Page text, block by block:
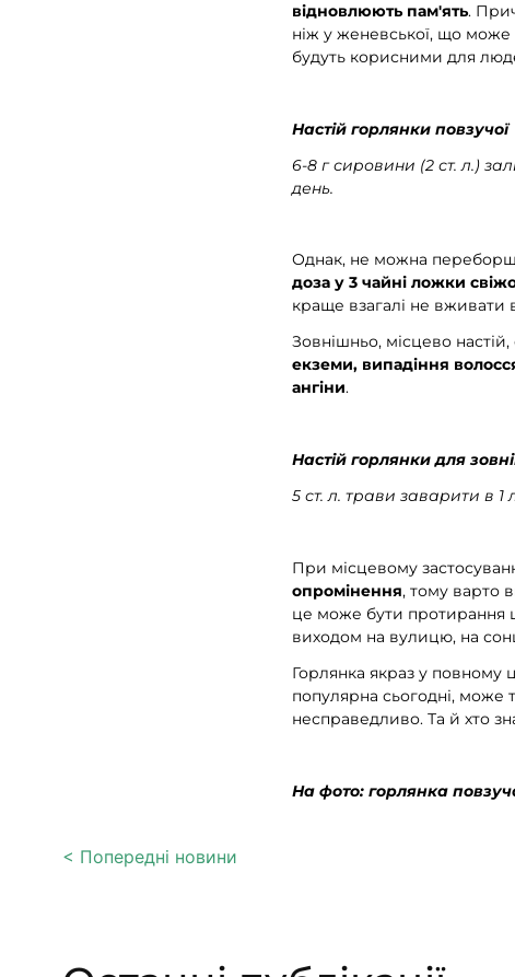
відновлюють пам'ять.
ніж у женевської, що може
будуть корисними для
Настій горлянки повзучої
6-8 г сировини (2 ст. л.)
день.
Однак, не можна
доза у 3 чайні ложки
краще взагалі не вживати
Зовнішньо, місцево
екземи, випадіння
ангіни.
Настій горлянки для
5 ст. л. трави заварити в
При місцевому
опромінення, тому варто
це може бути протирання
виходом на вулицю, на
Горлянка якраз у повному
популярна сьогодні, може
несправедливо. Та й хто
На фото: горлянка
< Попередні новини